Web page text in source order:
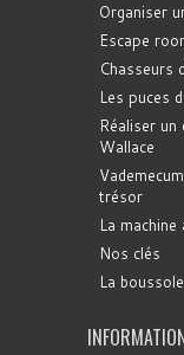
Organiser
Escape
Chasseurs
Les puces
Réaliser
Wallace
trésor
La
Nos clés
La boussole